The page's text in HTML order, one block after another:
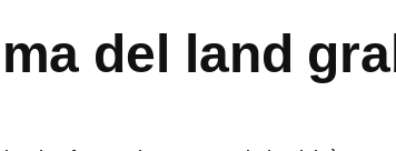
del land